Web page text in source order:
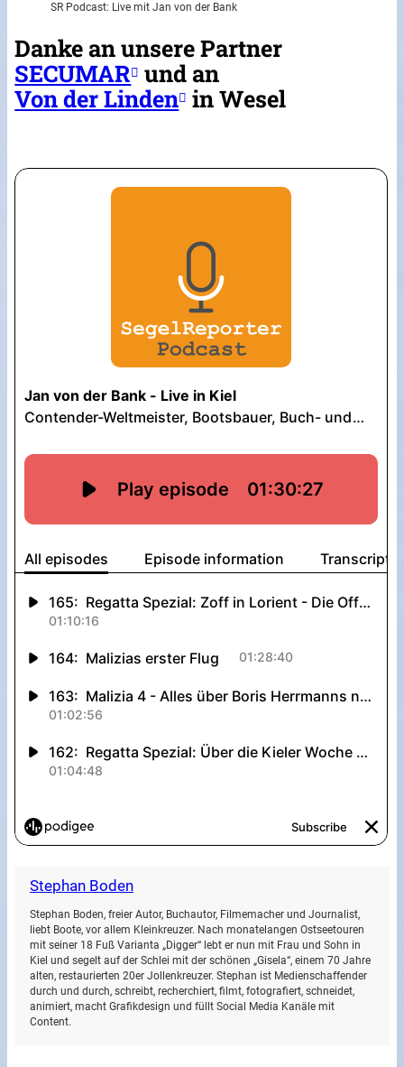
SR Podcast: Live mit Jan von der Bank
Danke an unsere Partner
SECUMAR und an
Von der Linden in Wesel
Stephan Boden
Stephan Boden, freier Autor, Buchautor, Filmemacher und Journalist,
liebt Boote, vor allem Kleinkreuzer. Nach monatelangen Ostseetouren
mit seiner 18 Fuß Varianta „Digger“ lebt er nun mit Frau und Sohn in
Kiel und segelt auf der Schlei mit der schönen „Gisela“, einem 70 Jahre
alten, restaurierten 20er Jollenkreuzer. Stephan ist Medienschaffender
durch und durch, schreibt, recherchiert, filmt, fotografiert, schneidet,
animiert, macht Grafikdesign und füllt Social Media Kanäle mit
Content.